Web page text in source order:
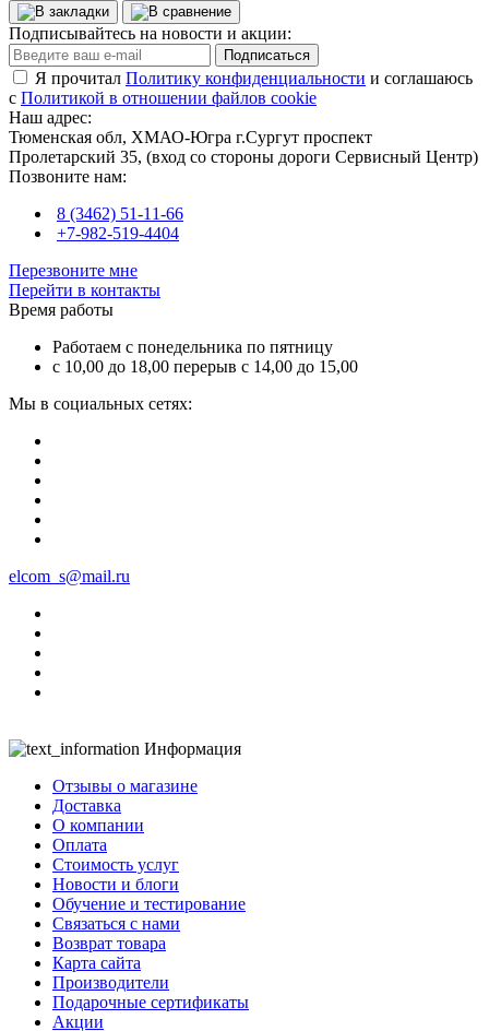
Подписывайтесь на новости и акции:
Подписаться
Я прочитал Политику конфиденциальности и соглашаюсь
с Политикой в отношении файлов cookie
Наш адрес:
Тюменская обл, ХМАО-Югра г.Сургут проспект
Пролетарский 35, (вход со стороны дороги Сервисный Центр)
Позвоните нам:
8 (3462) 51-11-66
+7-982-519-4404
Перезвоните мне
Перейти в контакты
Время работы
Работаем с понедельника по пятницу
с 10,00 до 18,00 перерыв с 14,00 до 15,00
Мы в социальных сетях:
elcom_s@mail.ru
Информация
Отзывы о магазине
Доставка
О компании
Оплата
Стоимость услуг
Новости и блоги
Обучение и тестирование
Связаться с нами
Возврат товара
Карта сайта
Производители
Подарочные сертификаты
Акции